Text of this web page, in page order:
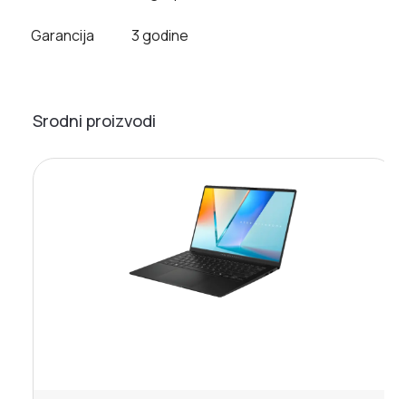
Garancija 3 godine
Srodni proizvodi